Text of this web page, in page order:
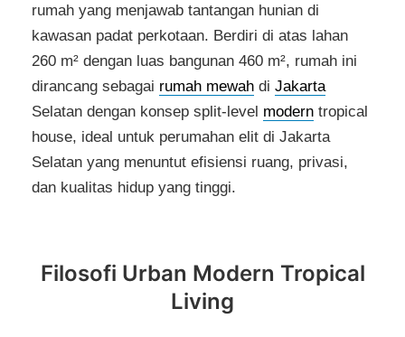
rumah yang menjawab tantangan hunian di
kawasan padat perkotaan. Berdiri di atas lahan
260 m² dengan luas bangunan 460 m², rumah ini
dirancang sebagai rumah mewah di Jakarta
Selatan dengan konsep split-level modern tropical
house, ideal untuk perumahan elit di Jakarta
Selatan yang menuntut efisiensi ruang, privasi,
dan kualitas hidup yang tinggi.
Filosofi Urban Modern Tropical
Living